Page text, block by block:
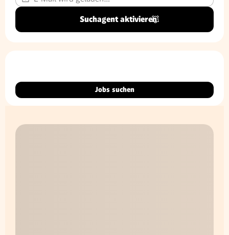
Suchagent aktivieren
Jobs suchen